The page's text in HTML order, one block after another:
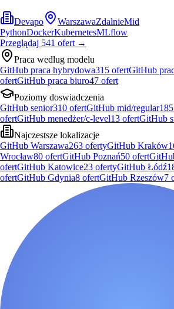
Devapo WarszawaZdalnieMid
PythonDockerKubernetesMLflow
Przeglądaj 541 ofert →
Praca wedlug modelu
GitHub praca hybrydowa315 ofertGitHub
ofertGitHub praca biuro47 ofert
Poziomy doswiadczenia
GitHub senior310 ofertGitHub mid/regular185
ofertGitHub menedżer/c-level13 ofertGitHub
Najczestsze lokalizacje
GitHub Warszawa263 ofertyGitHub Kraków
Wrocław80 ofertGitHub Poznań50 ofert
ofertGitHub Katowice23 ofertyGitHub Łódź
ofertGitHub Gdynia8 ofertGitHub Rzeszów7